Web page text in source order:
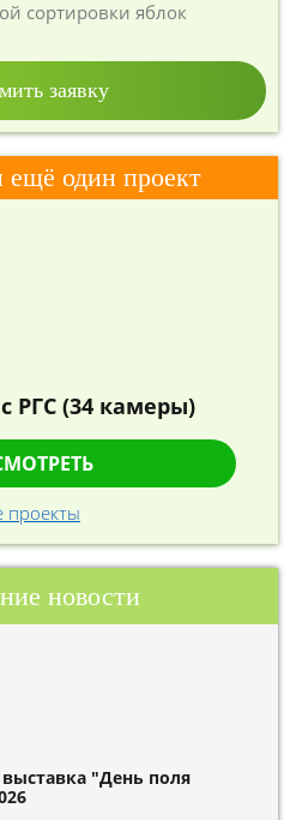
сортировки яблок
заявку
один проект
РГС (34 камеры)
проекты
новости
"День поля